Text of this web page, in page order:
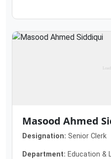
Masood Ahmed
Designation: Senior Clerk
Department: Education &